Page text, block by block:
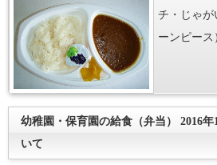
チ・じゃが
ーンピース
幼稚園・保育園の給食（弁当） 2016
いて